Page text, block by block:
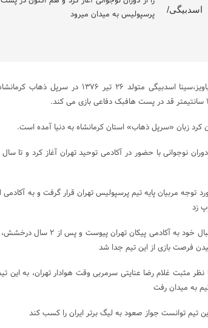
پرسپولیس به میدان میرود
به گزارش پایگاه خبری شباویز،سینا اسدبیگی متولد
زبان «سرپل ذهاب» استان کرمانشاه به دنیا آمده است.
۱۸ سالگی مورد توجه مربیان پایه تیم پرسپولیس تهران قرار گرفت و به
سال ۱۳۹۵ جهت ادامه فوتبال خود به
فرصت بازی از این تیم جدا شد
۲۲ سالگی با نظر مثبت غلام رضا عنایتی سرمربی وقت هوادار تهران، به